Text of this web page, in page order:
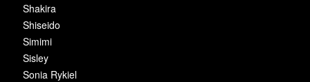
Shakira
Shiseido
Simimi
Sisley
Sonia Rykiel